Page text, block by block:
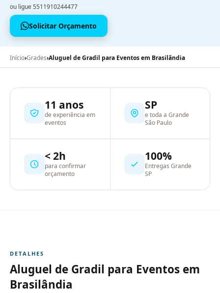
ou ligue 5511910244477
Solicitar Orçamento
Início›Grades›Aluguel de Gradil para Eventos em Brasilândia
11 anos
de experiência em
eventos
SP
e toda a Grande
São Paulo
< 2h
para confirmar
orçamento
100%
Entregas Grande
SP
DETALHES
Aluguel de Gradil para Eventos em
Brasilândia